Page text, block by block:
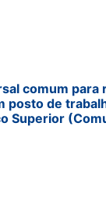
comum para
posto de
Superior